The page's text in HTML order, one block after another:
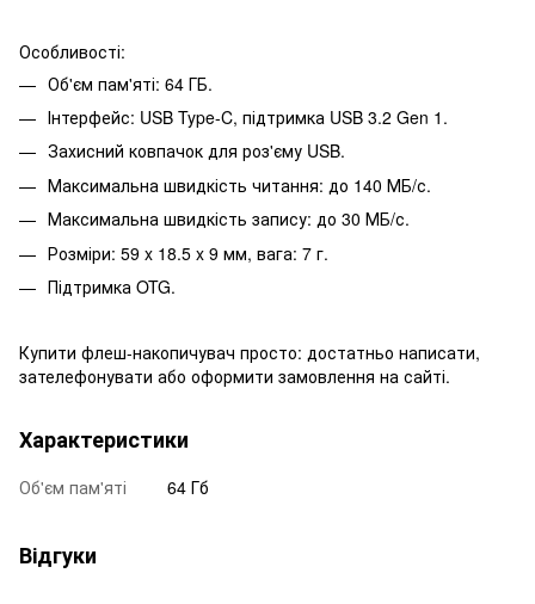
Особливості:
Об'єм пам'яті: 64 ГБ.
Інтерфейс: USB Type-C, підтримка USB 3.2 Gen 1.
Захисний ковпачок для роз'єму USB.
Максимальна швидкість читання: до 140 МБ/с.
Максимальна швидкість запису: до 30 МБ/с.
Розміри: 59 x 18.5 x 9 мм, вага: 7 г.
Підтримка OTG.
Купити флеш-накопичувач просто: достатньо написати,
зателефонувати або оформити замовлення на сайті.
Характеристики
Об'єм пам'яті 64 Гб
Відгуки